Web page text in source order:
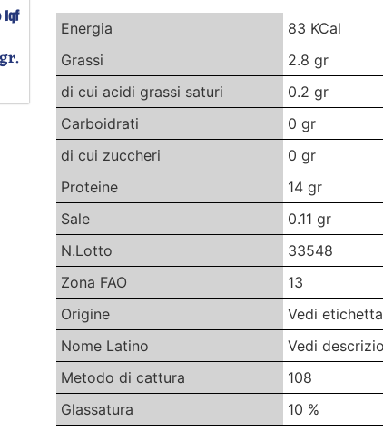
Iqf
Energia
83 KCal
Grassi
2.8 gr
di cui acidi grassi saturi
0.2 gr
Carboidrati
0 gr
di cui zuccheri
0 gr
Proteine
14 gr
Sale
0.11 gr
N.Lotto
33548
Zona FAO
13
Origine
Vedi etichetta
Nome Latino
Vedi
Metodo di cattura
108
Glassatura
10 %